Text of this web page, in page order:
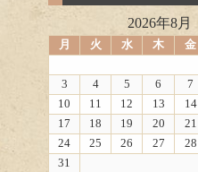
2026年8月
月 火 水 木 金
3
4 5 6 7
10
11 12 13 14
17
18 19 20 21
24
25 26 27 28
31